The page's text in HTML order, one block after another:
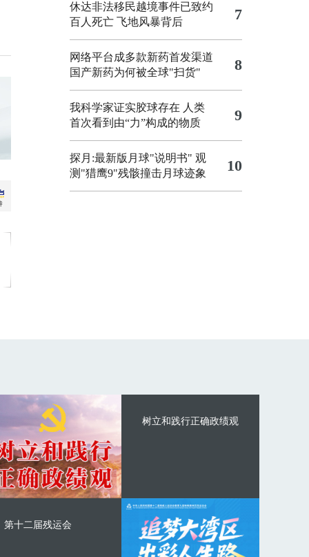
休达非法移民越境事件已致约
百人死亡 飞地风暴背后 7
网络平台成多款新药首发渠道
国产新药为何被全球"扫货"
8
我科学家证实胶球存在 人类
首次看到由“力”构成的物质
9
探月:最新版月球"说明书" 观
测"猎鹰9"残骸撞击月球迹象
10
树立和践行正确政绩观
第十二届残运会